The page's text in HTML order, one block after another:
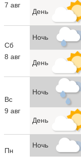
7 авг
День
Сб
8 авг
Ночь
День
Вс
9 авг
Ночь
День
Пн
Ночь